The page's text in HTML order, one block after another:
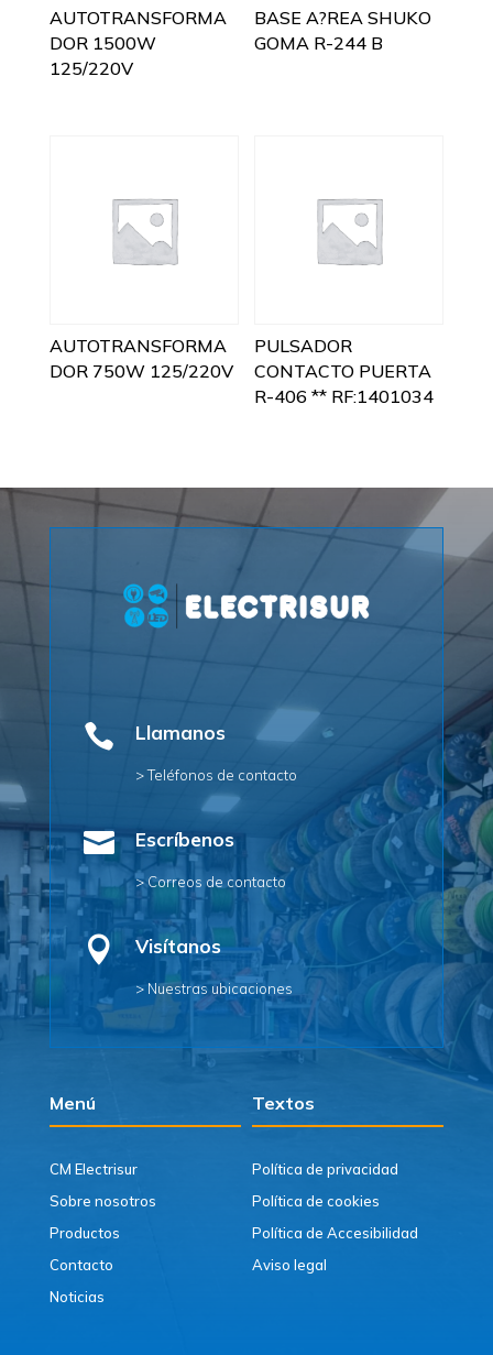
AUTOTRANSFORMA
DOR 1500W
125/220V
BASE A?REA SHUKO
GOMA R-244 B
AUTOTRANSFORMA
DOR 750W 125/220V
PULSADOR
CONTACTO PUERTA
R-406 ** RF:1401034
 Llamanos
> Teléfonos de contacto
 Escríbenos
> Correos de contacto
 Visítanos
> Nuestras ubicaciones
Menú Textos
CM Electrisur
Sobre nosotros
Productos
Contacto
Noticias
Política de privacidad
Política de cookies
Política de Accesibilidad
Aviso legal